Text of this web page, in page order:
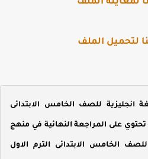
الملف
الملف
للصف الخامس الابتدائى
على المراجعة النهائية في منهج
الخامس الابتدائى الترم الاول